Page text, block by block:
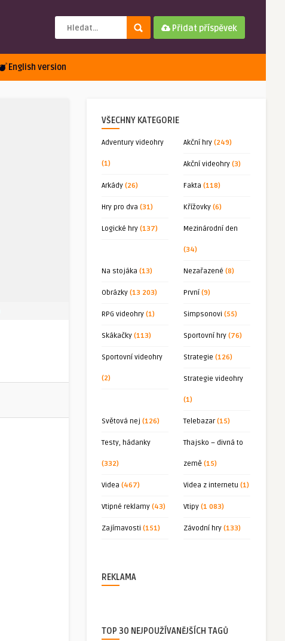
Přidat příspěvek
English version
VŠECHNY KATEGORIE
Adventury videohry
(1)
Akční hry (249)
Akční videohry (3)
Arkády (26) Fakta (118)
Hry pro dva (31) Křížovky (6)
Logické hry (137) Mezinárodní den
(34)
Na stojáka (13) Nezařazené (8)
Obrázky (13 203) První (9)
RPG videohry (1) Simpsonovi (55)
Skákačky (113) Sportovní hry (76)
Sportovní videohry
(2)
Strategie (126)
Strategie videohry
(1)
Světová nej (126) Telebazar(15)
Testy, hádanky
(332)
Thajsko – divná to
země (15)
Videa (467) Videa z internetu (1)
Vtipné reklamy (43) Vtipy (1 083)
Zajímavosti (151) Závodní hry (133)
REKLAMA
TOP 30 NEJPOUŽÍVANĚJŠÍCH TAGŮ